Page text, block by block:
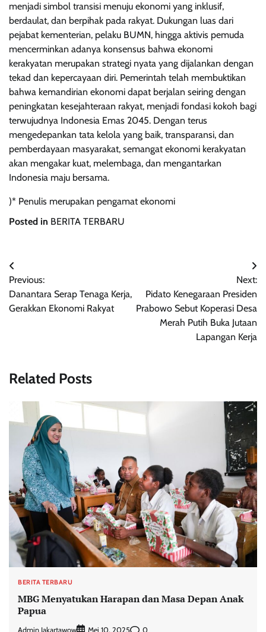
menjadi simbol transisi menuju ekonomi yang inklusif,
berdaulat, dan berpihak pada rakyat. Dukungan luas dari
pejabat kementerian, pelaku BUMN, hingga aktivis pemuda
mencerminkan adanya konsensus bahwa ekonomi
kerakyatan merupakan strategi nyata yang dijalankan dengan
tekad dan kepercayaan diri. Pemerintah telah membuktikan
bahwa kemandirian ekonomi dapat berjalan seiring dengan
peningkatan kesejahteraan rakyat, menjadi fondasi kokoh bagi
terwujudnya Indonesia Emas 2045. Dengan terus
mengedepankan tata kelola yang baik, transparansi, dan
pemberdayaan masyarakat, semangat ekonomi kerakyatan
akan mengakar kuat, melembaga, dan mengantarkan
Indonesia maju bersama.
)* Penulis merupakan pengamat ekonomi
Posted in BERITA TERBARU
Navigasi
pos
Previous:
Danantara Serap Tenaga Kerja,
Gerakkan Ekonomi Rakyat
Next:
Pidato Kenegaraan Presiden
Prabowo Sebut Koperasi Desa
Merah Putih Buka Jutaan
Lapangan Kerja
Related Posts
BERITA TERBARU
MBG Menyatukan Harapan dan Masa Depan Anak
Papua
Admin Jakartawow Mei 10, 2025 0